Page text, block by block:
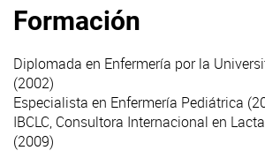
Formación
Diplomada en Enfermería por la
(2002)
Especialista en Enfermería Pediátrica
IBCLC, Consultora Internacional en
(2009)